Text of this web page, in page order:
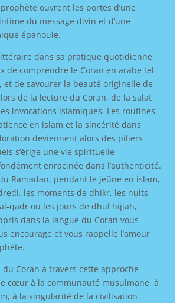
ouvrent les portes d’une
du message divin et d’une
épanouie.
dans sa pratique quotidienne,
de comprendre le Coran en arabe tel
et de savourer la beauté originelle de
de la lecture du Coran, de la salat
invocations islamiques. Les routines
en islam et la sincérité dans
deviennent alors des piliers
s’érige une vie spirituelle
enracinée dans l’authenticité.
Ramadan, pendant le jeûne en islam,
les moments de dhikr, les nuits
qadr ou les jours de dhul hijjah,
dans la langue du Coran vous
encourage et vous rappelle l’amour
Coran à travers cette approche
cœur à la communauté musulmane, à
à la singularité de la civilisation